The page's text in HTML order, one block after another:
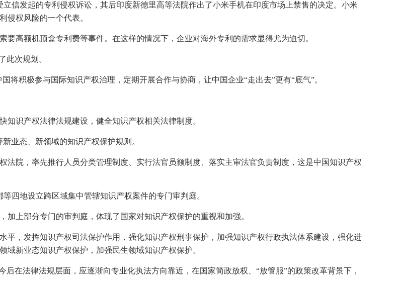
信发起的专利侵权诉讼，其后印度新德里高等法院作出了小米手机在印度市场上禁售的决定。小米
侵权风险的一个代表。
高额机顶盒专利费等事件。在这样的情况下，企业对海外专利的需求显得尤为迫切。
此次规划。
将积极参与国际知识产权治理，定期开展合作与协商，让中国企业“走出去”更有“底气”。
识产权法律法规建设，健全知识产权相关法律制度。
业态、新领域的知识产权保护规则。
法院，率先推行人员分类管理制度、实行法官员额制度、落实主审法官负责制度，这是中国知识产权
四地设立跨区域集中管辖知识产权案件的专门审判庭。
上部分专门的审判庭，体现了国家对知识产权保护的重视和加强。
平，发挥知识产权司法保护作用，强化知识产权刑事保护，加强知识产权行政执法体系建设，强化进
新业态知识产权保护，加强民生领域知识产权保护。
后在法律法规层面，应逐渐向专业化执法方向靠近，在国家简政放权、“放管服”的政策改革背景下，